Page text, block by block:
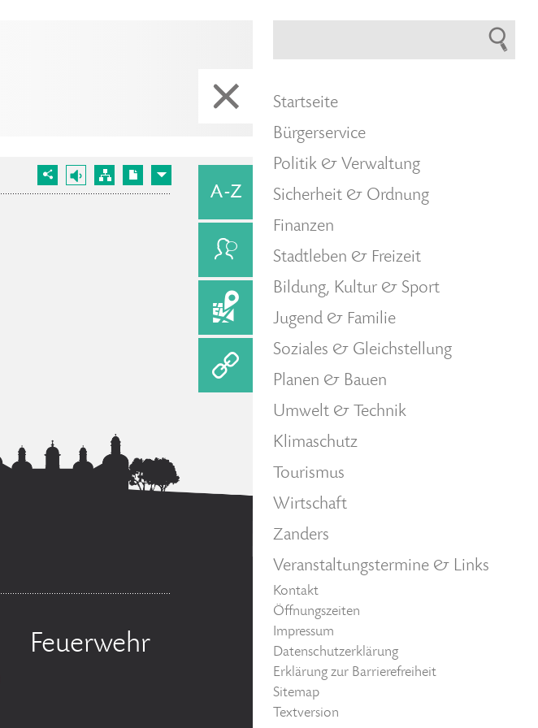
Feuerwehr
Startseite
Bürgerservice
Politik & Verwaltung
Sicherheit & Ordnung
Finanzen
Stadtleben & Freizeit
Bildung, Kultur & Sport
Jugend & Familie
Soziales & Gleichstellung
Planen & Bauen
Umwelt & Technik
Klimaschutz
Tourismus
Wirtschaft
Zanders
Veranstaltungstermine & Links
Kontakt
Öffnungszeiten
Impressum
Datenschutzerklärung
Erklärung zur Barrierefreiheit
Sitemap
Textversion